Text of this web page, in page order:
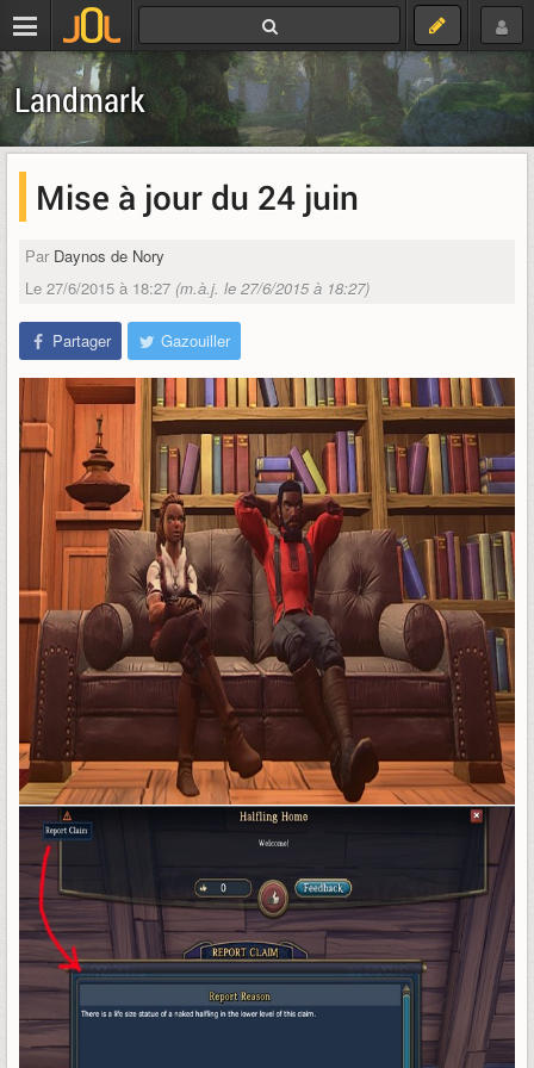
Landmark
Mise à jour du 24 juin
Par Daynos de Nory
Le 27/6/2015 à 18:27 (m.à.j. le 27/6/2015 à 18:27)
Partager Gazouiller